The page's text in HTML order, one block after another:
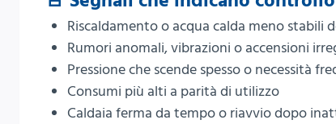
Riscaldamento o acqua calda meno stabili
Rumori anomali, vibrazioni o accensioni
Pressione che scende spesso o necessità
Consumi più alti a parità di utilizzo
Caldaia ferma da tempo o riavvio dopo